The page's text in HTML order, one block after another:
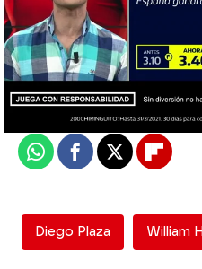
El Chiringuito
Madrid
Actualizado:25 de marzo
Publicado:25 de marzo de
WhatsappFacebook
X
Diego Plaza William